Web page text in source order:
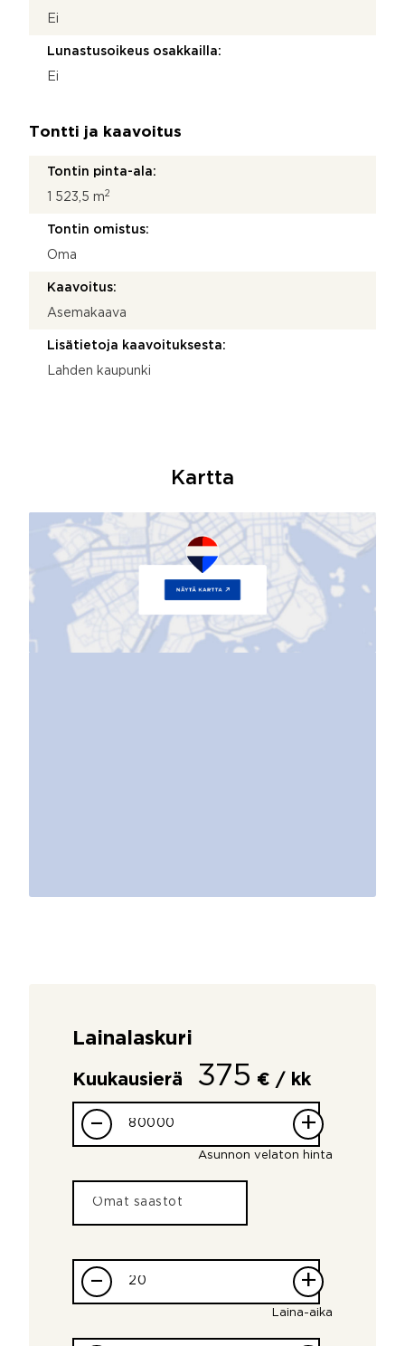
Ei
Lunastusoikeus osakkailla:
Ei
Tontti ja kaavoitus
Tontin pinta-ala:
1 523,5 m2
Tontin omistus:
Oma
Kaavoitus:
Asemakaava
Lisätietoja kaavoituksesta:
Lahden kaupunki
Kartta
Lainalaskuri
Kuukausierä 375 € / kk
– +
Asunnon velaton hinta
– +
Laina-aika